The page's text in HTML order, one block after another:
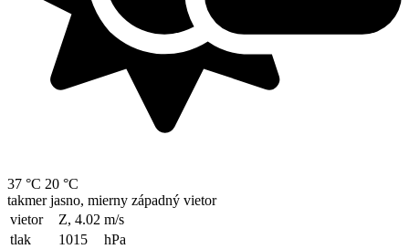
37 °C 20 °C
takmer jasno, mierny západný vietor
vietor
Z, 4.02 m/s
tlak
1015
hPa